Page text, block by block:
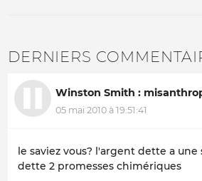
DERNIERS
Winston Smith :
05 mai 2010 à 19:51:41
le saviez vous? l'argent dette a
dette 2 promesses chimériques